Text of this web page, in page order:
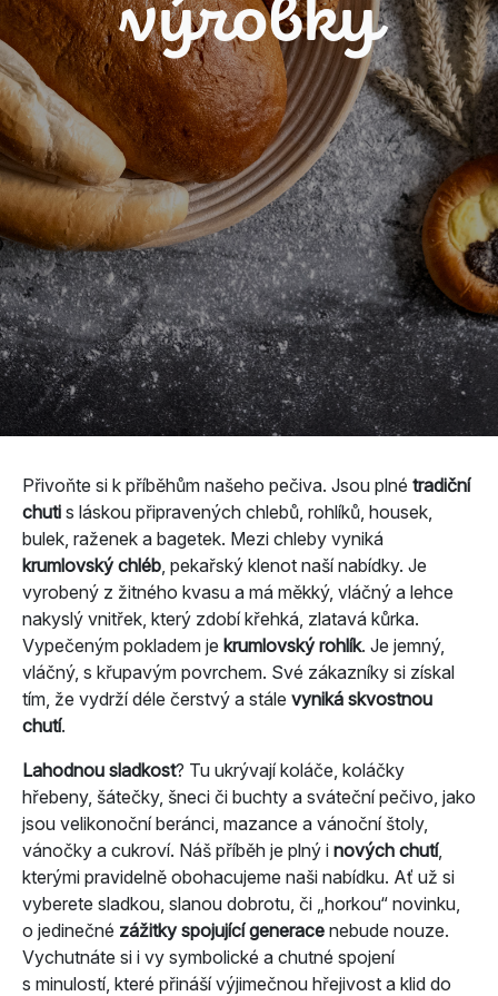
výrobky
Přivoňte si k příběhům našeho pečiva. Jsou plné tradiční
chuti s láskou připravených chlebů, rohlíků, housek,
bulek, raženek a bagetek. Mezi chleby vyniká
krumlovský chléb , pekařský klenot naší nabídky. Je
vyrobený z žitného kvasu a má měkký, vláčný a lehce
nakyslý vnitřek, který zdobí křehká, zlatavá kůrka.
Vypečeným pokladem je krumlovský rohlík. Je jemný,
vláčný, s křupavým povrchem. Své zákazníky si získal
tím, že vydrží déle čerstvý a stále vyniká skvostnou
chutí.
Lahodnou sladkost? Tu ukrývají koláče, koláčky
hřebeny, šátečky, šneci či buchty a sváteční pečivo, jako
jsou velikonoční beránci, mazance a vánoční štoly,
vánočky a cukroví. Náš příběh je plný i nových chutí,
kterými pravidelně obohacujeme naši nabídku. Ať už si
vyberete sladkou, slanou dobrotu, či „horkou“ novinku,
o jedinečné zážitky spojující generace nebude nouze.
Vychutnáte si i vy symbolické a chutné spojení
s minulostí, které přináší výjimečnou hřejivost a klid do